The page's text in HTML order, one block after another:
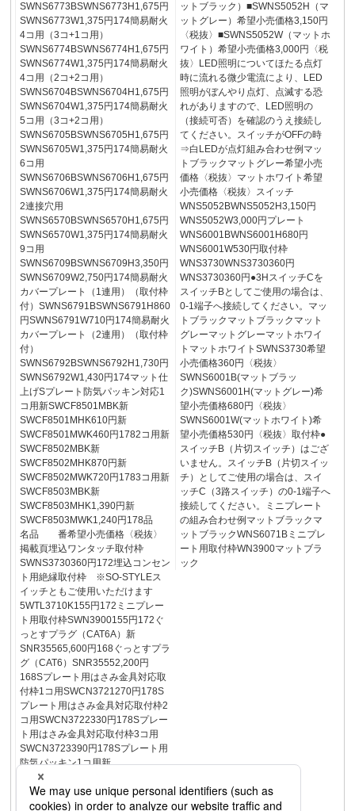
SWNS6773BSWNS6773H1,675円
SWNS6773W1,375円174簡易耐火
4コ用（3コ+1コ用）
SWNS6774BSWNS6774H1,675円
SWNS6774W1,375円174簡易耐火
4コ用（2コ+2コ用）
SWNS6704BSWNS6704H1,675円
SWNS6704W1,375円174簡易耐火
5コ用（3コ+2コ用）
SWNS6705BSWNS6705H1,675円
SWNS6705W1,375円174簡易耐火
6コ用
SWNS6706BSWNS6706H1,675円
SWNS6706W1,375円174簡易耐火
2連接穴用
SWNS6570BSWNS6570H1,675円
SWNS6570W1,375円174簡易耐火
9コ用
SWNS6709BSWNS6709H3,350円
SWNS6709W2,750円174簡易耐火
カバープレート（1連用）（取付枠
付）SWNS6791BSWNS6791H860
円SWNS6791W710円174簡易耐火
カバープレート（2連用）（取付枠
付）
SWNS6792BSWNS6792H1,730円
SWNS6792W1,430円174マット仕
上げSプレート防気パッキン対応1
コ用新SWCF8501MBK新
SWCF8501MHK610円新
SWCF8501MWK460円1782コ用新
SWCF8502MBK新
SWCF8502MHK870円新
SWCF8502MWK720円1783コ用新
SWCF8503MBK新
SWCF8503MHK1,390円新
SWCF8503MWK1,240円178品
名品 番希望小売価格〈税抜〉
掲載頁埋込ワンタッチ取付枠
SWNS3730360円172埋込コンセン
ト用絶縁取付枠 ※SO-STYLEス
イッチともご使用いただけます
5WTL3710K155円172ミニプレー
ト用取付枠SWN3900155円172ぐ
っとすプラグ（CAT6A）新
SNR35565,600円168ぐっとすプラ
グ（CAT6）SNR35552,200円
168Sプレート用はさみ金具対応取
付枠1コ用SWCN3721270円178S
プレート用はさみ金具対応取付枠2
コ用SWCN3722330円178Sプレー
ト用はさみ金具対応取付枠3コ用
SWCN3723390円178Sプレート用
防気パッキン1コ用新
SWCF8511280円181Sプレート用
防気パッキン2コ用新
SWCF8512560円181Sプレート用
ットブラック）■SWNS5052H（マ
ットグレー）希望小売価格3,150円
〈税抜〉■SWNS5052W（マットホ
ワイト）希望小売価格3,000円〈税
抜〉LED照明についてほたる点灯
時に流れる微少電流により、LED
照明がぼんやり点灯、点滅する恐
れがありますので、LED照明の
（接続可否）を確認のうえ接続し
てください。スイッチがOFFの時
⇒白LEDが点灯組み合わせ例マッ
トブラックマットグレー希望小売
価格〈税抜〉マットホワイト希望
小売価格〈税抜〉スイッチ
WNS5052BWNS5052H3,150円
WNS5052W3,000円プレート
WNS6001BWNS6001H680円
WNS6001W530円取付枠
WNS3730WNS3730360円
WNS3730360円●3HスイッチCを
スイッチBとしてご使用の場合は、
0-1端子へ接続してください。マッ
トブラックマットブラックマット
グレーマットグレーマットホワイ
トマットホワイトSWNS3730希望
小売価格360円〈税抜〉
SWNS6001B(マットブラッ
ク)SWNS6001H(マットグレー)希
望小売価格680円〈税抜〉
SWNS6001W(マットホワイト)希
望小売価格530円〈税抜〉取付枠●
スイッチB（片切スイッチ）はござ
いません。スイッチB（片切スイッ
チ）としてご使用の場合は、スイ
ッチC（3路スイッチ）の0-1端子へ
接続してください。ミニプレート
の組み合わせ例マットブラックマ
ットブラックWNS6071Bミニプレ
ート用取付枠WN3900マットブラ
ック